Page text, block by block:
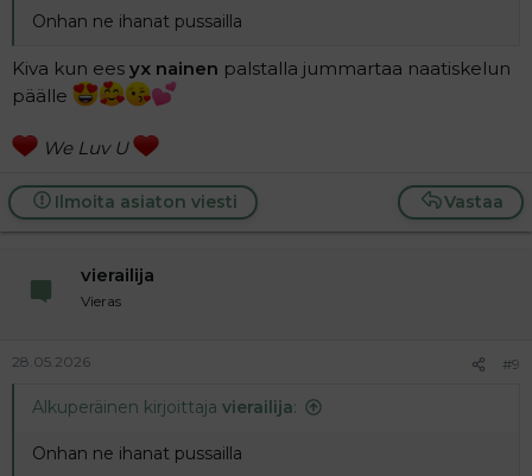
Onhan ne ihanat pussailla
Kiva kun ees yx nainen palstalla jummartaa naatiskelun
päälle
We Luv U
Vastaa
Ilmoita asiaton viesti
vierailija
Vieras
28.05.2026 #9
Alkuperäinen kirjoittaja vierailija:
Onhan ne ihanat pussailla